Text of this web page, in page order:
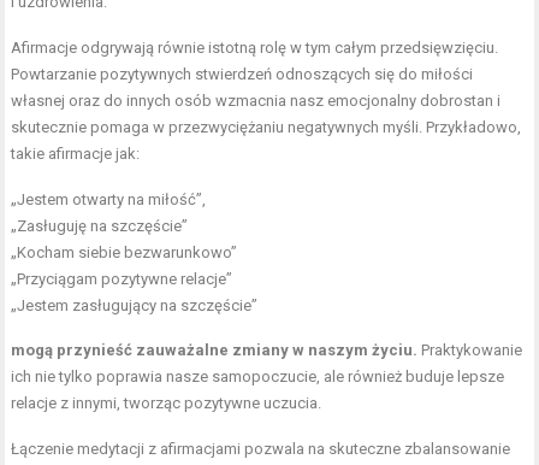
Afirmacje odgrywają równie istotną rolę w tym całym przedsięwzięciu.
Powtarzanie pozytywnych stwierdzeń odnoszących się do miłości
własnej oraz do innych osób wzmacnia nasz emocjonalny dobrostan i
skutecznie pomaga w przezwyciężaniu negatywnych myśli. Przykładowo,
takie afirmacje jak:
„Jestem otwarty na miłość”,
„Zasługuję na szczęście”
„Kocham siebie bezwarunkowo”
„Przyciągam pozytywne relacje”
„Jestem zasługujący na szczęście”
mogą przynieść zauważalne zmiany w naszym życiu. Praktykowanie
ich nie tylko poprawia nasze samopoczucie, ale również buduje lepsze
relacje z innymi, tworząc pozytywne uczucia.
Łączenie medytacji z afirmacjami pozwala na skuteczne zbalansowanie